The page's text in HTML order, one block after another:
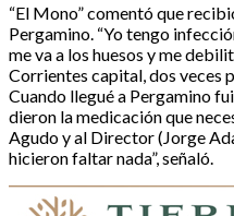
“El Mono” comentó que
Pergamino. “Yo tengo
me va a los huesos y me
Corrientes capital, dos veces
Cuando llegué a Pergamino
dieron la medicación que
Agudo y al Director (Jorge
hicieron faltar nada”, señaló.